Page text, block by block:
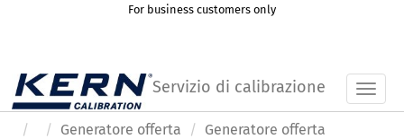
For business customers only
Servizio di calibrazione
Generatore offerta Generatore offerta